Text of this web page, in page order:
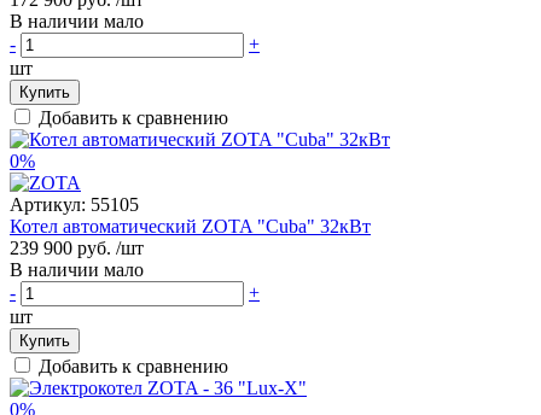
В наличии мало
-
+
шт
Купить
Добавить к сравнению
0%
Артикул: 55105
Котел автоматический ZOTA "Cuba" 32кВт
239 900 руб. /шт
В наличии мало
-
+
шт
Купить
Добавить к сравнению
0%